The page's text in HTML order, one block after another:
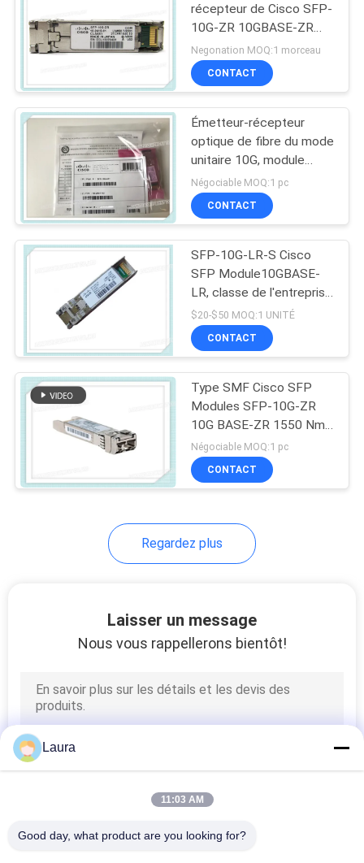
POLITIQUE
CONFIDENTIALITÉ
récepteur de Cisco SFP-
10G-ZR 10GBASE-ZR
SFP+ 1550nm 80km
Negonation MOQ:1 morceau
CONTACT
Émetteur-récepteur
optique de fibre du mode
unitaire 10G, module
VÉRITABLE SMF de
Cisco SFP-10G-LR
10GBASE-LR SFP
Négociable MOQ:1 pc
CONTACT
SFP-10G-LR-S Cisco
SFP Module10GBASE-
LR, classe de l'entreprise
avec nouveau, utilisé
$20-$50 MOQ:1 UNITÉ
CONTACT
Type SMF Cisco SFP
Modules SFP-10G-ZR
10G BASE-ZR 1550 Nm
80 Km Distance de câble
Cisco 10GBASE-ZR
SFP10G Module pour
Négociable MOQ:1 pc
CONTACT
Regardez plus
Laisser un message
Nous vous rappellerons bientôt!
Laura
11:03 AM
Good day, what product are you looking for?